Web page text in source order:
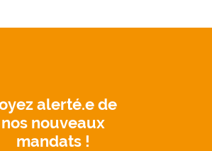
alerté.e de
nos nouveaux
mandats !